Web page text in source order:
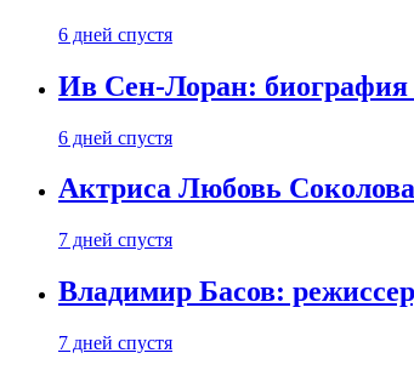
6 дней спустя
Ив Сен-Лоран:
6 дней спустя
Актриса Любовь Соколова
7 дней спустя
Владимир Басов:
7 дней спустя